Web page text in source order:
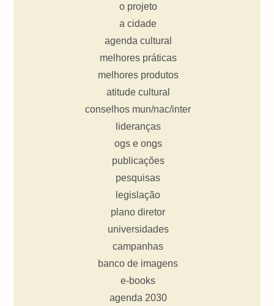
o projeto
a cidade
agenda cultural
melhores práticas
melhores produtos
atitude cultural
conselhos mun/nac/inter
lideranças
ogs e ongs
publicações
pesquisas
legislação
plano diretor
universidades
campanhas
banco de imagens
e-books
agenda 2030